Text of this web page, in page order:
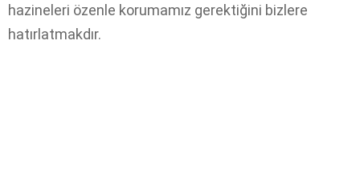
hazineleri özenle korumamız gerektiğini bizlere
hatırlatmakdır.